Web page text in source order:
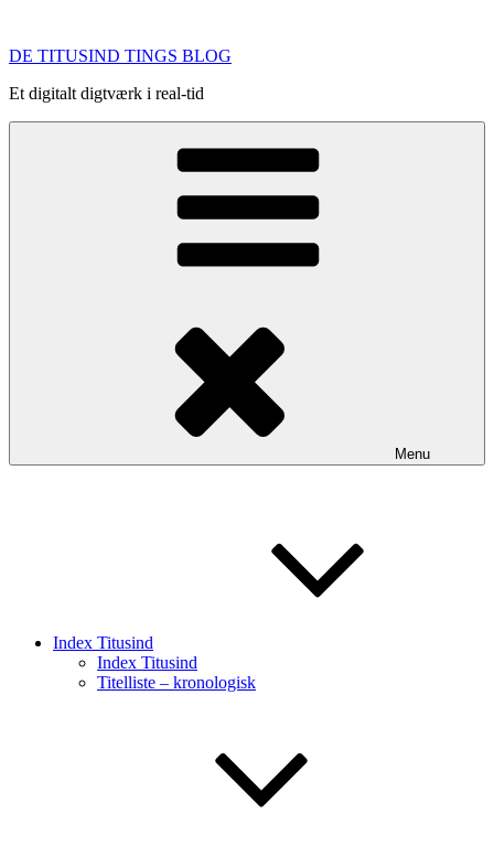
indhold
DE TITUSIND TINGS BLOG
Et digitalt digtværk i real-tid
Menu
Index Titusind
Index Titusind
Titelliste – kronologisk